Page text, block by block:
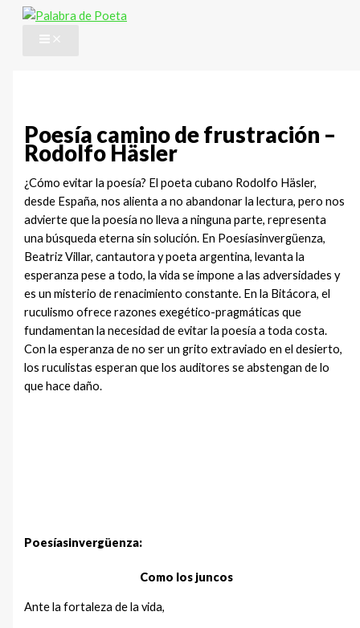
Poesía camino de frustración –
Rodolfo Häsler
¿Cómo evitar la poesía? El poeta cubano Rodolfo Häsler,
desde España, nos alienta a no abandonar la lectura, pero nos
advierte que la poesía no lleva a ninguna parte, representa
una búsqueda eterna sin solución. En Poesíasinvergüenza,
Beatriz Villar, cantautora y poeta argentina, levanta la
esperanza pese a todo, la vida se impone a las adversidades y
es un misterio de renacimiento constante. En la Bitácora, el
ruculismo ofrece razones exegético-pragmáticas que
fundamentan la necesidad de evitar la poesía a toda costa.
Con la esperanza de no ser un grito extraviado en el desierto,
los ruculistas esperan que los auditores se abstengan de lo
que hace daño.
Poesíasinvergüenza:
Como los juncos
Ante la fortaleza de la vida,